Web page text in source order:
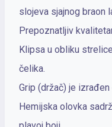
slojeva sjajnog braon
Prepoznatljiv
Klipsa u obliku
čelika.
Grip (držač) je
Hemijska olovka